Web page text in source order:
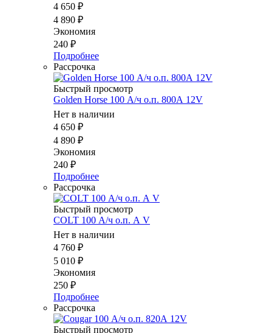
4 650 ₽
4 890 ₽
Экономия
240 ₽
Подробнее
Рассрочка
Быстрый просмотр
Golden Horse 100 А/ч о.п. 800А 12V
Нет в наличии
4 650 ₽
4 890 ₽
Экономия
240 ₽
Подробнее
Рассрочка
Быстрый просмотр
COLT 100 А/ч о.п. А V
Нет в наличии
4 760 ₽
5 010 ₽
Экономия
250 ₽
Подробнее
Рассрочка
Быстрый просмотр